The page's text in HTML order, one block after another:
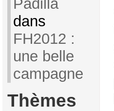
Padilla
dans
FH2012 :
une belle
campagne
Thèmes